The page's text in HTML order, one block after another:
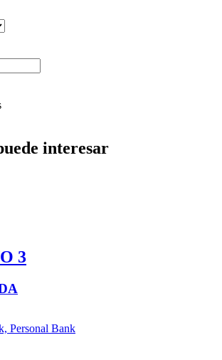
interesar
3